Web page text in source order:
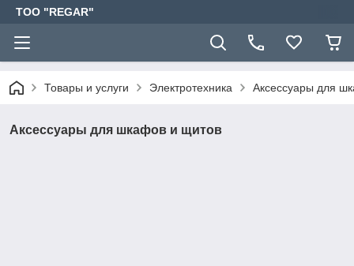
TOO "REGAR"
Товары и услуги Электротехника Аксессуары для
Аксессуары для шкафов и щитов